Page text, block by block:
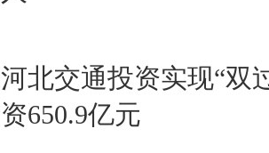
河北交通投资实现“双
资650.9亿元